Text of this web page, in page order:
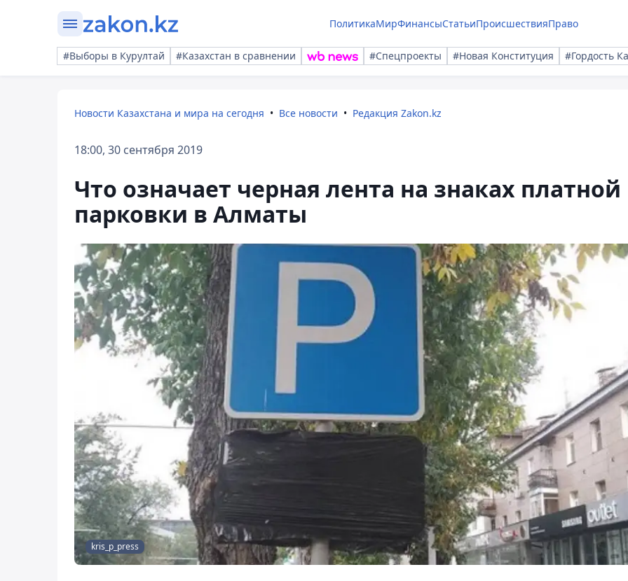
ПолитикаМирФинансыСтатьиПроисшествияПраво
#Выборы в Курултай #Казахстан в сравнении #Спецпроекты #Новая Конституция #Гордость
Новости Казахстана и мира на сегодня Все новости Редакция Zakon.kz
18:00, 30 сентября 2019
Что означает черная лента на знаках платной
парковки в Алматы
kris_p_press